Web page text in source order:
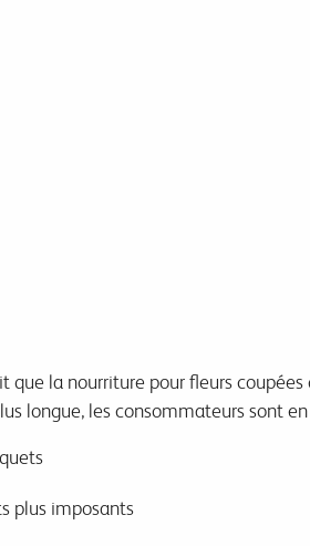
la nourriture pour fleurs
longue, les consommateurs sont
plus imposants